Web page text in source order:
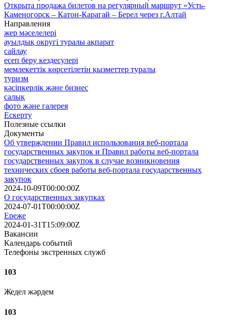
Открыта продажа билетов на регулярный маршрут «Усть-
Каменогорск – Катон-Карагай – Берел через г.Алтай
Направления
жер мәселелері
ауылдық округі туралы ақпарат
сайлау
есеп беру кездесулері
мемлекеттік көрсетілетін қызметтер туралы
туризм
кәсіпкерлік және бизнес
салық
фото және галерея
Ескерту
Полезные ссылки
Документы
Об утверждении Правил использования веб-портала
государственных закупок и Правил работы веб-портала
государственных закупок в случае возникновения
технических сбоев работы веб-портала государственных
закупок
2024-10-09T00:00:00Z
О государственных закупках
2024-07-01T00:00:00Z
Ереже
2024-01-31T15:09:00Z
Вакансии
Календарь событий
Телефоны экстренных служб
103
Жедел жәрдем
103